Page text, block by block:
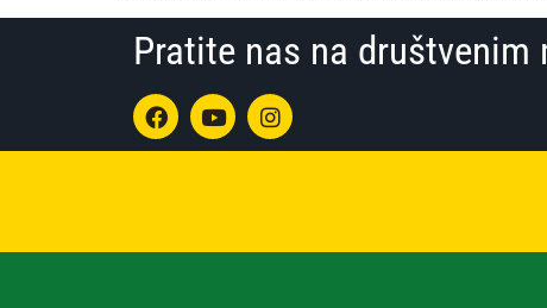
Pratite nas na društvenim